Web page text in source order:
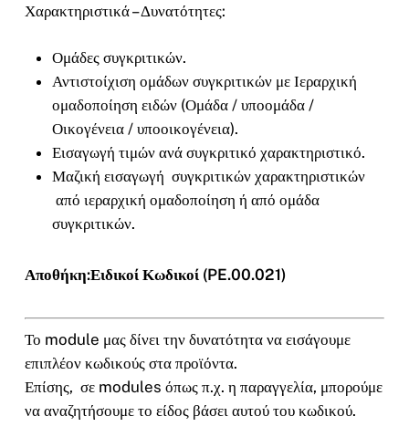
Χαρακτηριστικά – Δυνατότητες:
Ομάδες συγκριτικών.
Αντιστοίχιση ομάδων συγκριτικών με Ιεραρχική
ομαδοποίηση ειδών (Ομάδα / υποομάδα /
Οικογένεια / υποοικογένεια).
Εισαγωγή τιμών ανά συγκριτικό χαρακτηριστικό.
Μαζική εισαγωγή συγκριτικών χαρακτηριστικών
από ιεραρχική ομαδοποίηση ή από ομάδα
συγκριτικών.
Αποθήκη:Ειδικοί Κωδικοί (PE.00.021)
Το module μας δίνει την δυνατότητα να εισάγουμε
επιπλέον κωδικούς στα προϊόντα.
Επίσης, σε modules όπως π.χ. η παραγγελία, μπορούμε
να αναζητήσουμε το είδος βάσει αυτού του κωδικού.